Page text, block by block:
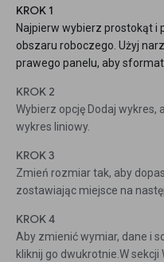
KROK 1
Najpierw wybierz prostokąt i
obszaru roboczego. Użyj
prawego panelu, aby
KROK 2
Wybierz opcję Dodaj wykres,
wykres liniowy.
KROK 3
Zmień rozmiar tak, aby
zostawiając miejsce na
KROK 4
Aby zmienić wymiar, dane i
kliknij go dwukrotnie.W